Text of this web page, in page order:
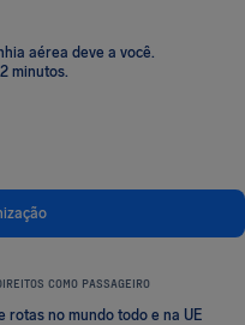
aérea deve a você.
minutos.
COMO PASSAGEIRO
rotas no mundo todo e na UE